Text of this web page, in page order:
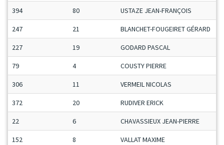
394 80 USTAZE JEAN-FRANÇOIS
247 21 BLANCHET-FOUGEIRET GÉRARD
227 19 GODARD PASCAL
79 4 COUSTY PIERRE
306 11 VERMEIL NICOLAS
372 20 RUDIVER ERICK
22 6 CHAVASSIEUX JEAN-PIERRE
152 8 VALLAT MAXIME